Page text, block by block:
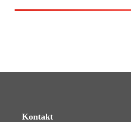
Kontakt